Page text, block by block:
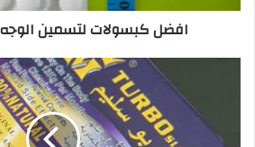
افضل كبسولات لتسمين